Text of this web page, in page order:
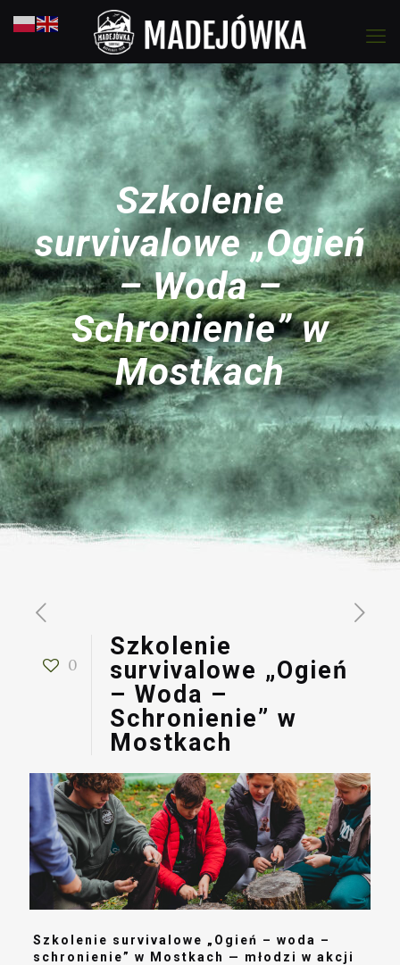
Szkolenie
survivalowe „Ogień
– Woda –
Schronienie” w
Mostkach
0
Szkolenie
survivalowe „Ogień
– Woda –
Schronienie” w
Mostkach
Szkolenie survivalowe „Ogień – woda –
schronienie” w Mostkach — młodzi w akcji